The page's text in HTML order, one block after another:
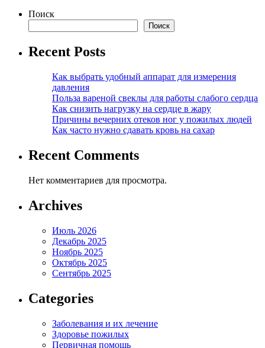
Поиск
Поиск
Recent Posts
Как выбрать удобный аппарат для измерения
давления
Польза вареной свеклы для работы слабого сердца
Как снизить нагрузку на сердце в жару
Причины вечерних отеков ног у пожилых людей
Как часто нужно сдавать кровь на сахар
Recent Comments
Нет комментариев для просмотра.
Archives
Июль 2026
Декабрь 2025
Ноябрь 2025
Октябрь 2025
Сентябрь 2025
Categories
Заболевания и их лечение
Здоровье пожилых
Первичная помощь